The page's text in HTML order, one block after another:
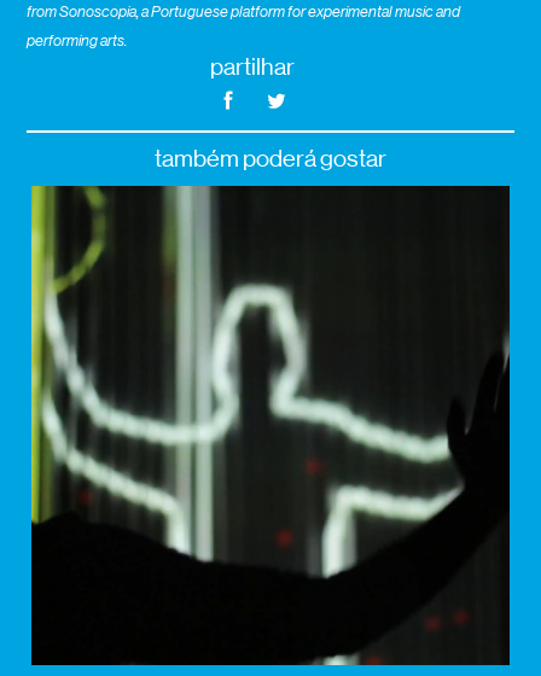
from Sonoscopia, a Portuguese platform for experimental music and
performing arts.
partilhar
também poderá gostar